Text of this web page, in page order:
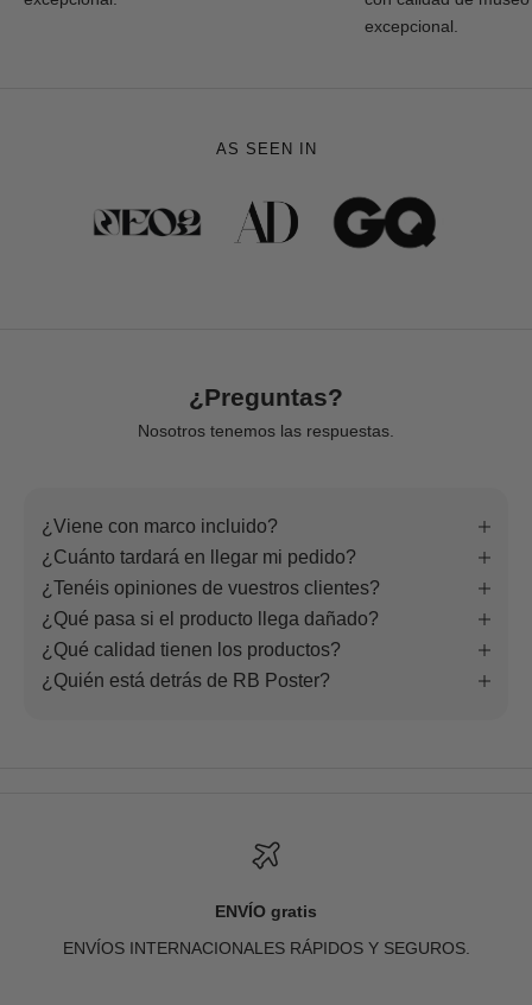
excepcional.
AS SEEN IN
¿Preguntas?
Nosotros tenemos las respuestas.
¿Viene con marco incluido?
¿Cuánto tardará en llegar mi pedido?
¿Tenéis opiniones de vuestros clientes?
¿Qué pasa si el producto llega dañado?
¿Qué calidad tienen los productos?
¿Quién está detrás de RB Poster?
ENVÍO gratis
ENVÍOS INTERNACIONALES RÁPIDOS Y SEGUROS.